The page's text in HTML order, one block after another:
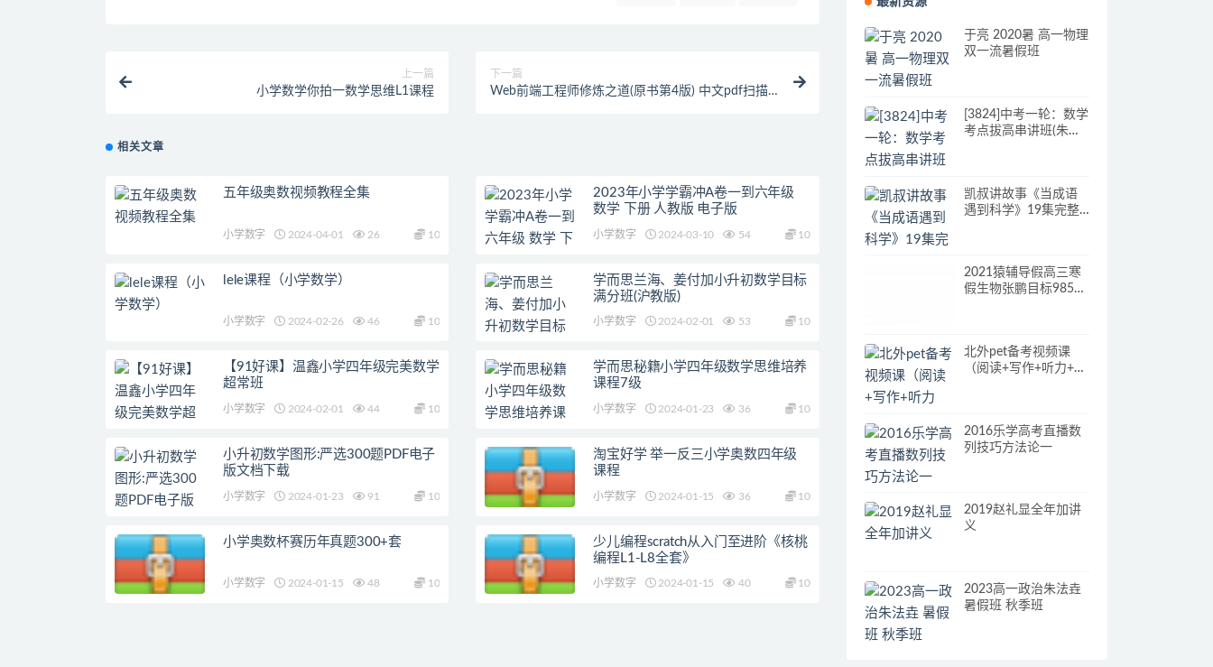
上一篇
小学数学你拍一数学思维L1课程
下一篇
Web前端工程师修炼之道(原书第4版) 中文pdf扫描
相关文章
五年级奥数视频教程全集
小学数字 2024-04-01 26 10
2023年小学学霸冲A卷一到六年级
数学 下册 人教版 电子版
小学数字 2024-03-10 54 10
lele课程（小学数学）
小学数字 2024-02-26 46 10
学而思兰海、姜付加小升初数学目标
满分班(沪教版)
小学数字 2024-02-01 53 10
【91好课】温鑫小学四年级完美数学
超常班
小学数字 2024-02-01 44 10
学而思秘籍小学四年级数学思维培养
课程7级
小学数字 2024-01-23 36 10
小升初数学图形:严选300题PDF电子
版文档下载
小学数字 2024-01-23 91 10
淘宝好学 举一反三小学奥数四年级
课程
小学数字 2024-01-15 36 10
小学奥数杯赛历年真题300+套
小学数字 2024-01-15 48 10
少儿编程scratch从入门至进阶《核桃
编程L1-L8全套》
小学数字 2024-01-15 40 10
于亮 2020暑 高一物理
双一流暑假班
[3824]中考一轮：数学
考点拔高串讲班(朱
凯叔讲故事《当成语
遇到科学》19集完整
2021猿辅导假高三寒
假生物张鹏目标985视
北外pet备考视频课
（阅读+写作+听力+口
2016乐学高考直播数
列技巧方法论一
2019赵礼显全年加讲
义
2023高一政治朱法垚
暑假班 秋季班